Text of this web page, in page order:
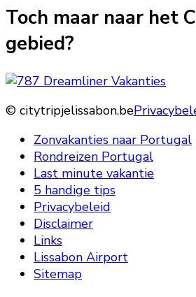
Toch maar naar het
gebied?
© citytripjelissabon.be
Zonvakanties naar Portugal
Rondreizen Portugal
Last minute vakantie
5 handige tips
Privacybeleid
Disclaimer
Links
Lissabon Airport
Sitemap